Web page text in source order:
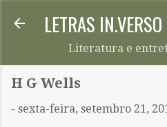
Pular para o
LETRAS
Literatura e
H G Wells
- sexta-feira, setembro 21,